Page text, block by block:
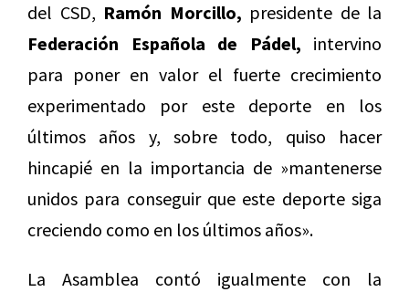
del CSD, Ramón Morcillo, presidente de la
Federación Española de Pádel, intervino
para poner en valor el fuerte crecimiento
experimentado por este deporte en los
últimos años y, sobre todo, quiso hacer
hincapié en la importancia de »mantenerse
unidos para conseguir que este deporte siga
creciendo como en los últimos años».
La Asamblea contó igualmente con la